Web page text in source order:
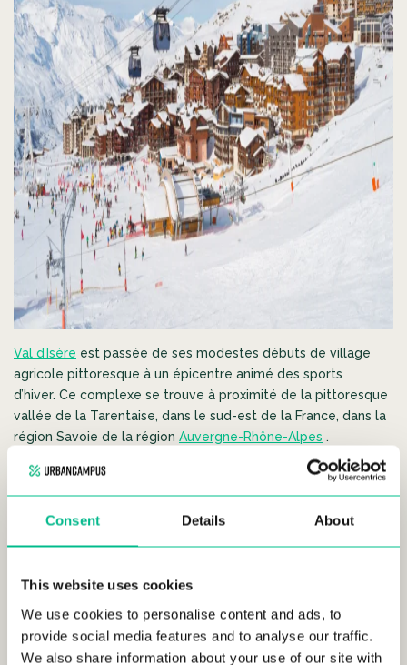
Consent Details About
This website uses cookies
We use cookies to personalise content and ads, to
provide social media features and to analyse our traffic.
We also share information about your use of our site with
Val d’Isère est passée de ses modestes débuts de village
agricole pittoresque à un épicentre animé des sports
d’hiver. Ce complexe se trouve à proximité de la pittoresque
vallée de la Tarentaise, dans le sud-est de la France, dans la
région Savoie de la région Auvergne-Rhône-Alpes .
Val d’Isère offre un mélange de charme traditionnel et
d’installations de ski modernes. Élément clé du domaine
skiable de l’Espace Killy, partagé avec
la station de ski de
Meilleures caractéristiques: